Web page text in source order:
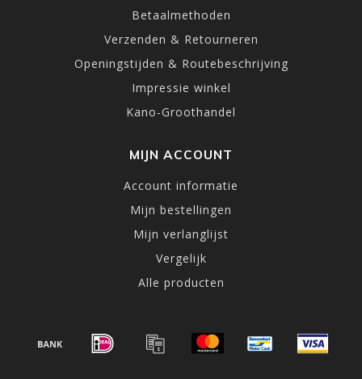
Betaalmethoden
Verzenden & Retourneren
Openingstijden & Routebeschrijving
Impressie winkel
Kano-Groothandel
MIJN ACCOUNT
Account informatie
Mijn bestellingen
Mijn verlanglijst
Vergelijk
Alle producten